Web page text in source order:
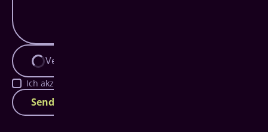
Verifizierung läuft...
Ich akzeptiere die
Senden